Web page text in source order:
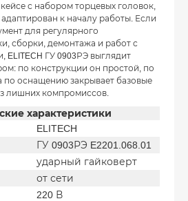
кейсе с набором торцевых головок,
к началу работы. Если
для регулярного
сборки, демонтажа и работ с
ELITECH ГУ 0903РЭ выглядит
по конструкции он простой, по
по оснащению закрывает базовые
лишних компромиссов.
характеристики
ELITECH
ГУ 0903РЭ E2201.068.01
ударный гайковерт
от сети
220 В